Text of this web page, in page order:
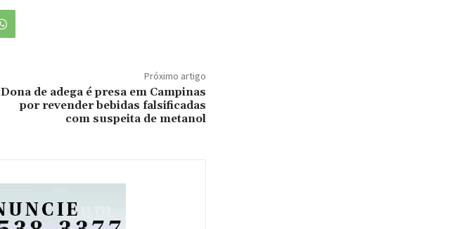
Próximo artigo
Dona de adega é presa em Campinas
por revender bebidas falsificadas
com suspeita de metanol